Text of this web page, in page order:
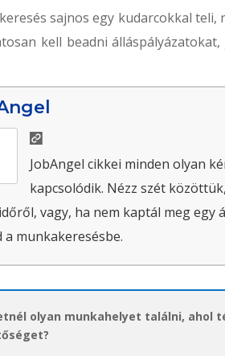
sajnos egy kudarcokkal
kell beadni
JobAngel cikkei minden olyan
kapcsolódik. Nézz szét
vagy, ha nem kaptál meg
a munkakeresésbe.
olyan munkahelyet találni, ahol